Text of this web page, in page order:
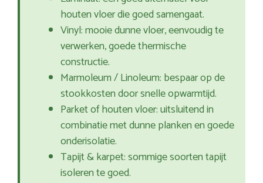
houten vloer die goed samengaat.
Vinyl: mooie dunne vloer, eenvoudig te
verwerken, goede thermische
constructie.
Marmoleum / Linoleum: bespaar op de
stookkosten door snelle opwarmtijd.
Parket of houten vloer: uitsluitend in
combinatie met dunne planken en goede
onderisolatie.
Tapijt & karpet: sommige soorten tapijt
isoleren te goed.